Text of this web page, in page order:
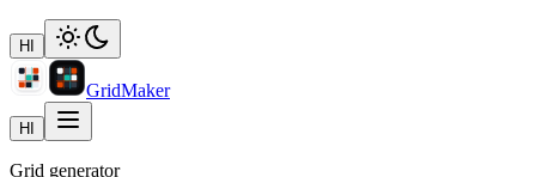
HI
GridMaker
HI
Grid generator